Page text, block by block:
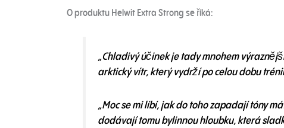
O produktu Helwit Extra Strong se říká:
„Chladivý účinek je tady mnohem
arktický vítr, který vydrží po celou dobu
„Moc se mi líbí, jak do toho zapadají tóny
dodávají tomu bylinnou hloubku, která